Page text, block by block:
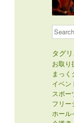
Search
タグリ
お取り
まっ
イベン
スポー
フリー
ホール